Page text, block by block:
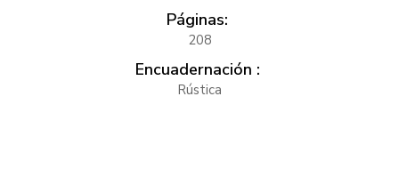
Páginas:
208
Encuadernación :
Rústica